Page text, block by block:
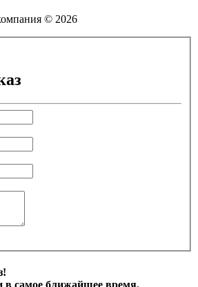
© 2026
самое ближайшее время.